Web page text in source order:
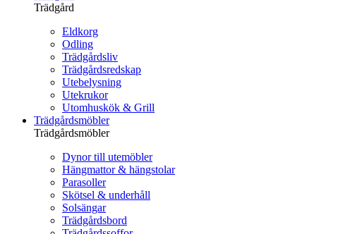
Trädgård
Eldkorg
Odling
Trädgårdsliv
Trädgårdsredskap
Utebelysning
Utekrukor
Utomhuskök & Grill
Trädgårdsmöbler
Trädgårdsmöbler
Dynor till utemöbler
Hängmattor & hängstolar
Parasoller
Skötsel & underhåll
Solsängar
Trädgårdsbord